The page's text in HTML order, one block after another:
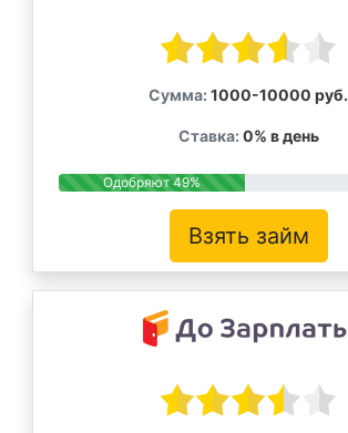
Сумма: 1000-10000 руб.
Ставка: 0% в день
Одобряют 49%
Взять займ